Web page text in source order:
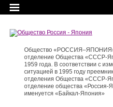
Общество «РОССИЯ–ЯПОНИЯ».
отделение Общества «СССР-
1959 года. В соответствии с
ситуацией в 1995 году
отделения Общества «СССР-
отделение общества «Россия-
именуется «Байкал-Япония»